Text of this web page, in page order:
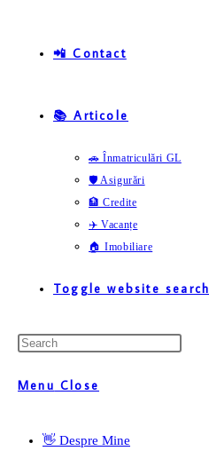
📲 Contact
📚 Articole
🚗 Înmatriculări GL
🛡️ Asigurări
🏦 Credite
✈️ Vacanțe
🏠 Imobiliare
Toggle website search
Menu Close
👋 Despre Mine